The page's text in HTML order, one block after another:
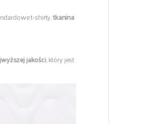
t-shirty,tkanina
jakości, który jest